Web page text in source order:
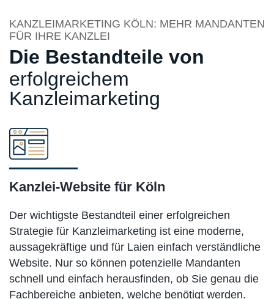
KANZLEIMARKETING KÖLN: MEHR MANDANTEN
FÜR IHRE KANZLEI
Die Bestandteile von
erfolgreichem
Kanzleimarketing
Kanzlei-Website für Köln
Der wichtigste Bestandteil einer erfolgreichen
Strategie für Kanzleimarketing ist eine moderne,
aussagekräftige und für Laien einfach verständliche
Website. Nur so können potenzielle Mandanten
schnell und einfach herausfinden, ob Sie genau die
Fachbereiche anbieten, welche benötigt werden.